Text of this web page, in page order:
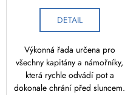
DETAIL
Výkonná řada určena pro
všechny kapitány a námořníky,
která rychle odvádí pot a
dokonale chrání před sluncem.